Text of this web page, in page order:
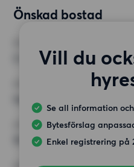
Önskad bostad
Vill du
Se all information
Bytesförslag
Enkel registrering på
MINST ANTAL KVADRATMETER
HÖGSTA HYRA
10 000 kr